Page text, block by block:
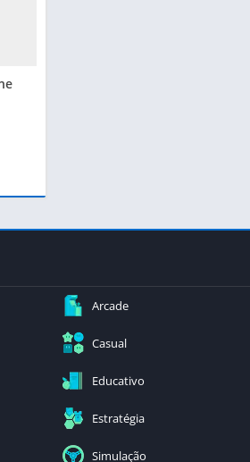
Arcade
Casual
Educativo
Estratégia
Simulação